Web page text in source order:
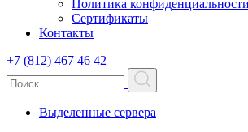
Политика конфиденциальности
Сертификаты
Контакты
+7 (812) 467 46 42
Выделенные сервера